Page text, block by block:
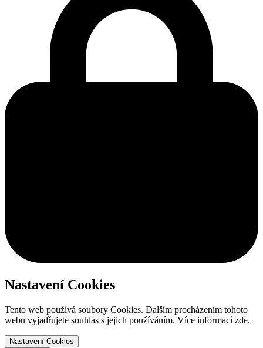
Nastavení Cookies
Tento web používá soubory Cookies. Dalším procházením tohoto
webu vyjadřujete souhlas s jejich používáním. Více informací zde.
Nastavení Cookies